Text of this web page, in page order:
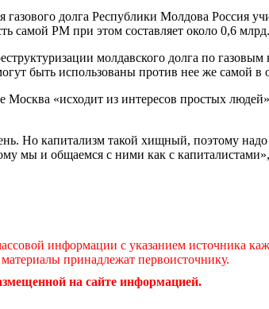
долга Республики Молдова Россия
самой РМ при этом составляет около 0,6
молдавского долга по
быть использованы против нее же самой
Москва «исходит из интересов простых
Но капитализм такой хищный, поэтому
мы и общаемся с ними как с
информации с указанием источника
принадлежат первоисточнику.
на сайте информацией.